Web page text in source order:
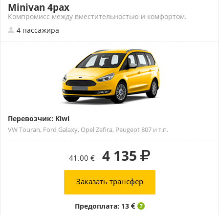
Minivan 4pax
Компромисс между вместительностью и комфортом.
4 пассажира
Перевозчик: Kiwi
VW Touran, Ford Galaxy, Opel Zefira, Peugeot 807 и т.п.
41.00 € 4 135
Заказать трансфер
Предоплата: 13